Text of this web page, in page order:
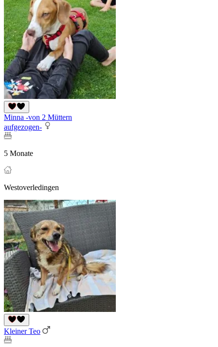
Minna -von 2 Müttern
aufgezogen-
5 Monate
Westoverledingen
Kleiner Teo